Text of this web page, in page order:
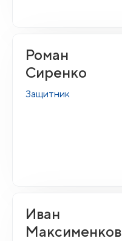
Роман
Сиренко
Защитник
Иван
Максименков